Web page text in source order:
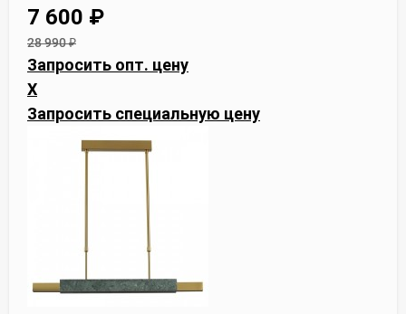
7 600 ₽
28 990₽
Запросить опт. цену
X
Запросить специальную цену